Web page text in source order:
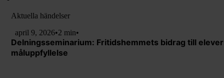
Aktuella händelser
april 9, 2026•2 min•
Delningsseminarium: Fritidshemmets bidrag till
måluppfyllelse